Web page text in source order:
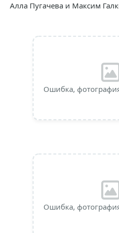
Алла Пугачева и Максим
Ошибка,
Ошибка,